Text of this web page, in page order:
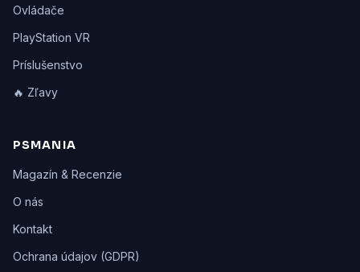
Ovládače
PlayStation VR
Príslušenstvo
🔥 Zľavy
PSMANIA
Magazín & Recenzie
O nás
Kontakt
Ochrana údajov (GDPR)